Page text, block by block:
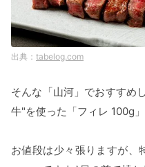
tabelog.com
そんな「山河」でおすすめ
牛"を使った「フィレ 100g
お値段は少々張りますが、